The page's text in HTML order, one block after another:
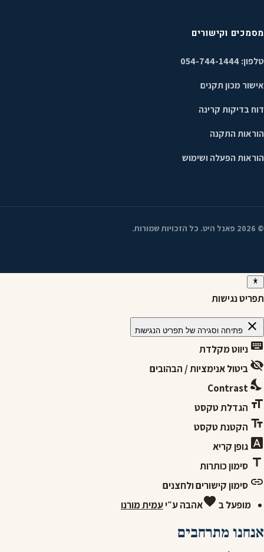
מסמכים וקישורים
טלפון: 054-744-1444
אישור מכון תקנים
דוח בדיקות קרינה
הוראות התקנה
הוראות הפעלה ושימוש
©
2026 פאנל היט. כל הזכויות שמורות.
תפריט נגישות
close פתיחה וסגירה של תפריט הנגישות
keyboard ניווט מקלדת
visibility_offביטול אנימציות / הבהובים
nights_stay
Contrast
format_size הגדלת טקסט
text_fields הקטנת טקסט
font_download גופן קריא
title סימון כותרות
link סימון קישורים ולחצנים
מופעל ב favoriteאהבהע״יעמית מורנו
אנחנו מתרחבים